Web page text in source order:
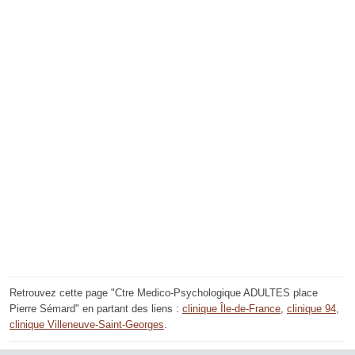
Retrouvez cette page "Ctre Medico-Psychologique ADULTES place
Pierre Sémard" en partant des liens : clinique Île-de-France, clinique 94,
clinique Villeneuve-Saint-Georges.